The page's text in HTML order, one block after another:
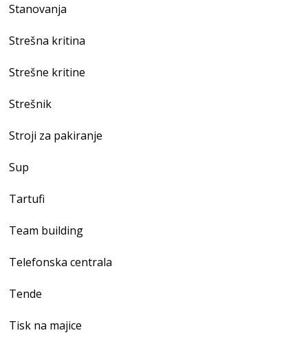
Stanovanja
Strešna kritina
Strešne kritine
Strešnik
Stroji za pakiranje
Sup
Tartufi
Team building
Telefonska centrala
Tende
Tisk na majice